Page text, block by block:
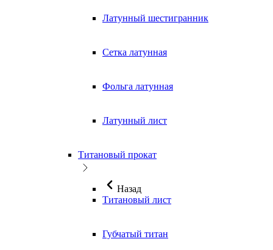
Латунный шестигранник
Сетка латунная
Фольга латунная
Латунный лист
Титановый прокат
Назад
Титановый лист
Губчатый титан